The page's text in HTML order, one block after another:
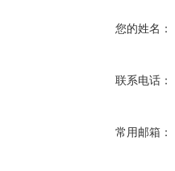
您的姓名：
联系电话：
常用邮箱：